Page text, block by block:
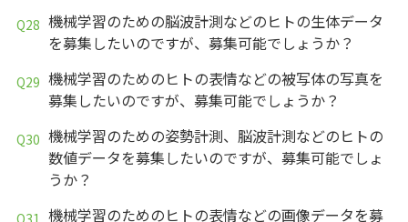
機械学習のための脳波計測などのヒトの生体データ
を募集したいのですが、募集可能でしょうか？
機械学習のためのヒトの表情などの被写体の写真を
募集したいのですが、募集可能でしょうか？
機械学習のための姿勢計測、脳波計測などのヒトの
数値データを募集したいのですが、募集可能でしょ
うか？
機械学習のためのヒトの表情などの画像データを募